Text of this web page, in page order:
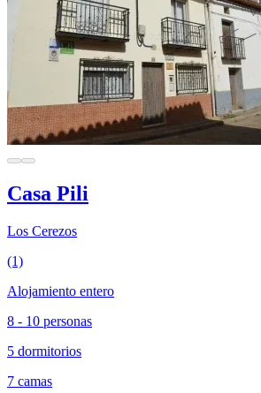
Casa Pili
Los Cerezos
(1)
Alojamiento entero
8 - 10 personas
5 dormitorios
7 camas